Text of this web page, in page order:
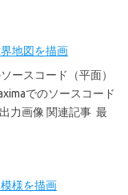
地図を描画
ースコード（平面）
でのソースコード
出力画像 関連記事 最
様を描画